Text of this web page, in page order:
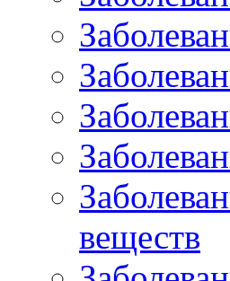
веществ